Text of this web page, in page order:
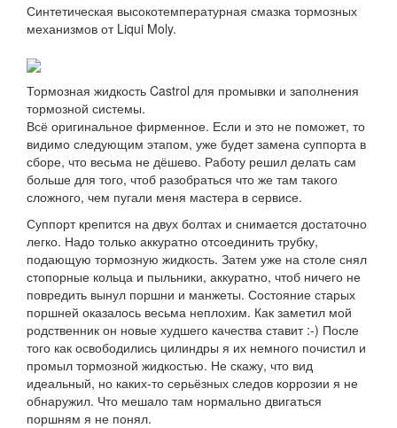
Синтетическая высокотемпературная смазка тормозных
механизмов от Liqui Moly.
Тормозная жидкость Castrol для промывки и заполнения
тормозной системы.
Всё оригинальное фирменное. Если и это не поможет, то
видимо следующим этапом, уже будет замена суппорта в
сборе, что весьма не дёшево. Работу решил делать сам
больше для того, чтоб разобраться что же там такого
сложного, чем пугали меня мастера в сервисе.
Суппорт крепится на двух болтах и снимается достаточно
легко. Надо только аккуратно отсоединить трубку,
подающую тормозную жидкость. Затем уже на столе снял
стопорные кольца и пыльники, аккуратно, чтоб ничего не
повредить вынул поршни и манжеты. Состояние старых
поршней оказалось весьма неплохим. Как заметил мой
родственник он новые худшего качества ставит :-) После
того как освободились цилиндры я их немного почистил и
промыл тормозной жидкостью. Не скажу, что вид
идеальный, но каких-то серьёзных следов коррозии я не
обнаружил. Что мешало там нормально двигаться
поршням я не понял.